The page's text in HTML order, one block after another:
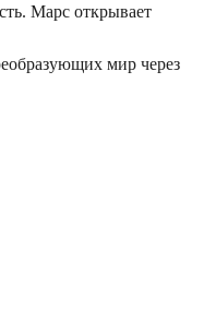
Марс открывает
мир через